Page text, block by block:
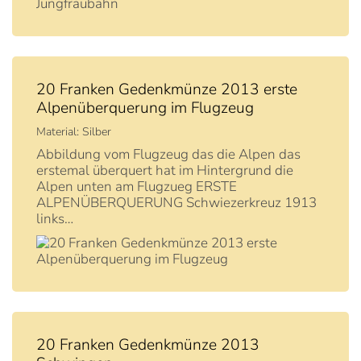
20 Franken Gedenkmünze 2013 erste
Alpenüberquerung im Flugzeug
Material: Silber
Abbildung vom Flugzeug das die Alpen das
erstemal überquert hat im Hintergrund die
Alpen unten am Flugzueg ERSTE
ALPENÜBERQUERUNG Schwiezerkreuz 1913
links…
20 Franken Gedenkmünze 2013